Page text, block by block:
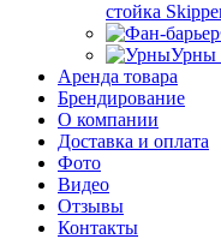
стойка
Урны
Аренда товара
Брендирование
О компании
Доставка и оплата
Фото
Видео
Отзывы
Контакты